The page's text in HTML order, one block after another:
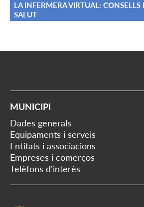
LA INFERMERA VIRTUAL: CONSELLS
SALUT
MUNICIPI
Dades generals
Equipaments i serveis
Entitats i associacions
Empreses i comerços
Telèfons d'interès